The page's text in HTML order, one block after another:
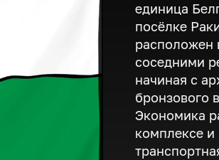
единица
посёлке
расположен
соседними
начиная с
бронзового
Экономика
комплексе